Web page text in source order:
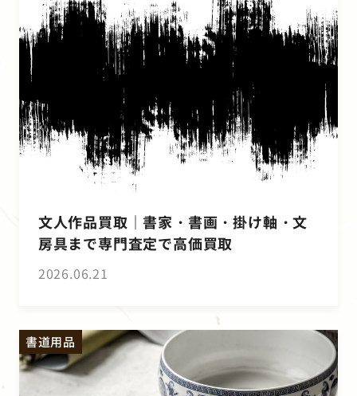
文人作品買取｜書家・書画・掛け軸・文
房具まで専門査定で高価買取
2026.06.21
書道用品